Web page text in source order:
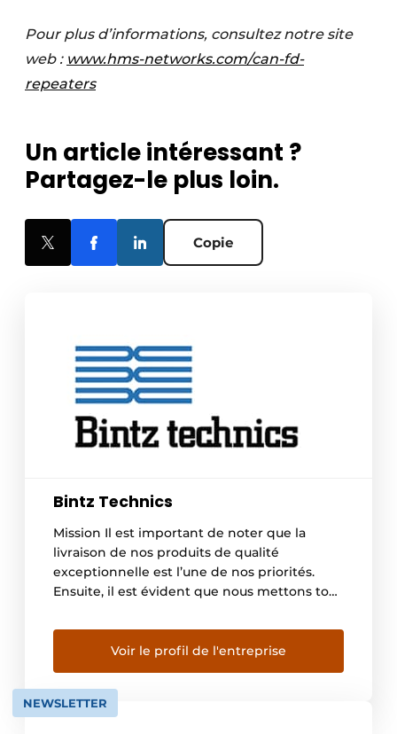
Pour plus d’informations, consultez notre site
web : www.hms-networks.com/can-fd-
repeaters
Un article intéressant ?
Partagez-le plus loin.
Copie
Bintz Technics
Mission Il est important de noter que la
livraison de nos produits de qualité
exceptionnelle est l’une de nos priorités.
Ensuite, il est évident que nous mettons tout
répondre à toute demande ou besoin de nos
collaborateurs. Le bon déroulement des
services proposés par notre entreprise reste
[…]
Voir le profil de l'entreprise
NEWSLETTER